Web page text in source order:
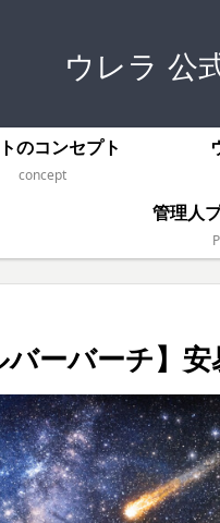
ウレラ 公
のコンセプト
concept
管理人
バーバーチ】